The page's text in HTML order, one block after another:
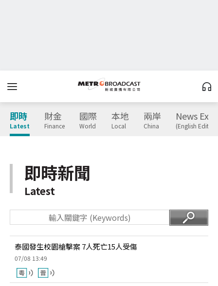
即時
Latest
財金
Finance
國際
World
本地
Local
兩岸
China
News
(English
即時新聞
Latest
泰國發生校園槍擊案 7人死亡15人受傷
07/08 13:49